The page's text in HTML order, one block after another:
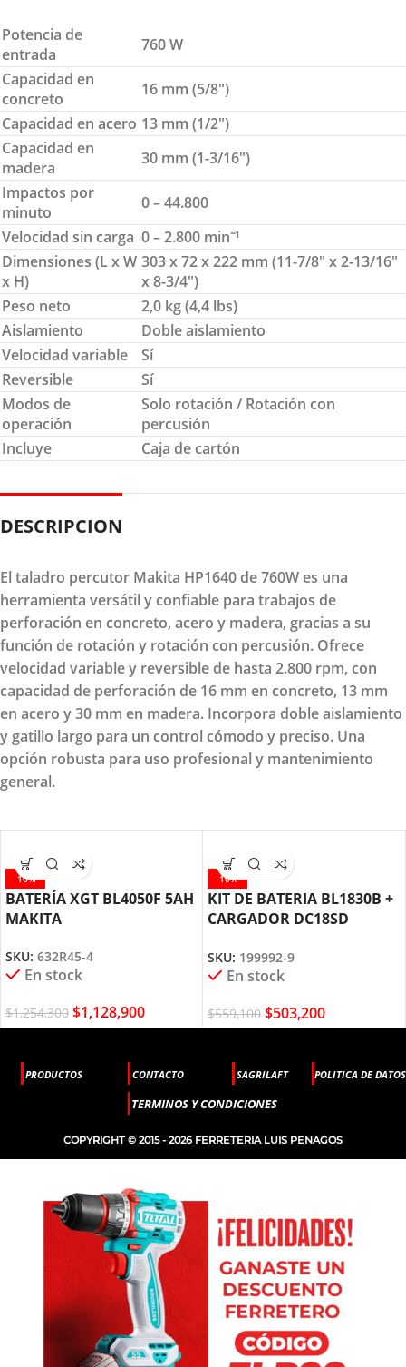
Potencia de
entrada
760 W
Capacidad en
concreto
16 mm (5/8″)
Capacidad en acero 13 mm (1/2″)
Capacidad en
madera
30 mm (1-3/16″)
Impactos por
minuto
0 – 44.800
Velocidad sin carga 0 – 2.800 min⁻¹
Dimensiones (L x W
x H)
303 x 72 x 222 mm (11-7/8″ x 2-13/16″
x 8-3/4″)
Peso neto
2,0 kg (4,4 lbs)
Aislamiento
Doble aislamiento
Velocidad variable
Sí
Reversible
Sí
Modos de
operación
Solo rotación / Rotación con
percusión
Incluye
Caja de cartón
DESCRIPCION
El taladro percutor Makita HP1640 de 760W es una
herramienta versátil y confiable para trabajos de
perforación en concreto, acero y madera, gracias a su
función de rotación y rotación con percusión. Ofrece
velocidad variable y reversible de hasta 2.800 rpm, con
capacidad de perforación de 16 mm en concreto, 13 mm
en acero y 30 mm en madera. Incorpora doble aislamiento
y gatillo largo para un control cómodo y preciso. Una
opción robusta para uso profesional y mantenimiento
general.
-10%
BATERÍA XGT BL4050F 5AH
MAKITA
SKU: 632R45-4
En stock
$1,254,300 $1,128,900
-10%
KIT DE BATERIA BL1830B +
CARGADOR DC18SD
SKU: 199992-9
En stock
$559,100 $503,200
PRODUCTOS CONTACTO SAGRILAFT POLITICA DE DATOS
TERMINOS Y CONDICIONES
COPYRIGHT © 2015 - 2026 FERRETERIA LUIS PENAGOS